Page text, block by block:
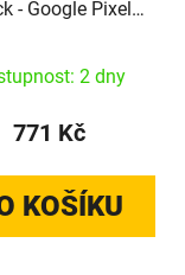
- Google Pixel
2 dny
771 Kč
KOŠÍKU